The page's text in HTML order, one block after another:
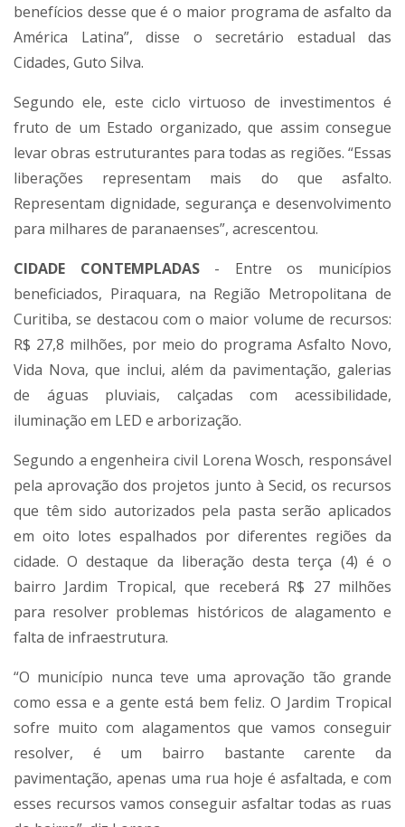
benefícios desse que é o maior programa de asfalto da
América Latina”, disse o secretário estadual das
Cidades, Guto Silva.
Segundo ele, este ciclo virtuoso de investimentos é
fruto de um Estado organizado, que assim consegue
levar obras estruturantes para todas as regiões. “Essas
liberações representam mais do que asfalto.
Representam dignidade, segurança e desenvolvimento
para milhares de paranaenses”, acrescentou.
CIDADE CONTEMPLADAS - Entre os municípios
beneficiados, Piraquara, na Região Metropolitana de
Curitiba, se destacou com o maior volume de recursos:
R$ 27,8 milhões, por meio do programa Asfalto Novo,
Vida Nova, que inclui, além da pavimentação, galerias
de águas pluviais, calçadas com acessibilidade,
iluminação em LED e arborização.
Segundo a engenheira civil Lorena Wosch, responsável
pela aprovação dos projetos junto à Secid, os recursos
que têm sido autorizados pela pasta serão aplicados
em oito lotes espalhados por diferentes regiões da
cidade. O destaque da liberação desta terça (4) é o
bairro Jardim Tropical, que receberá R$ 27 milhões
para resolver problemas históricos de alagamento e
falta de infraestrutura.
“O município nunca teve uma aprovação tão grande
como essa e a gente está bem feliz. O Jardim Tropical
sofre muito com alagamentos que vamos conseguir
resolver, é um bairro bastante carente da
pavimentação, apenas uma rua hoje é asfaltada, e com
esses recursos vamos conseguir asfaltar todas as ruas